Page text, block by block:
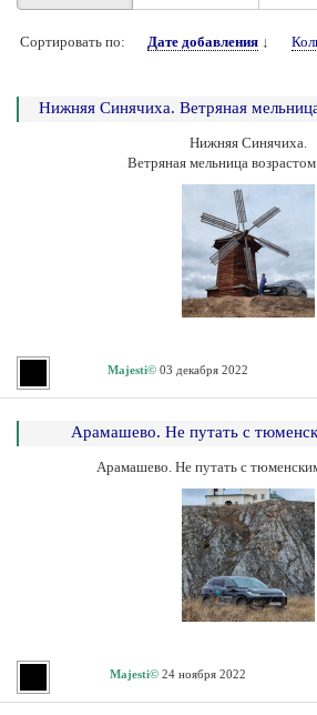
Сортировать по: Дате добавления↓
Нижняя Синячиха. Ветряная
Нижняя Синячиха.
Ветряная мельница
Majesti© 03 декабря 2022
Арамашево. Не путать с
Арамашево. Не путать с
Majesti© 24 ноября 2022